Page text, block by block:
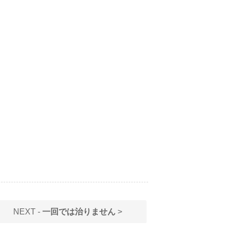
NEXT - 一回では治りません>